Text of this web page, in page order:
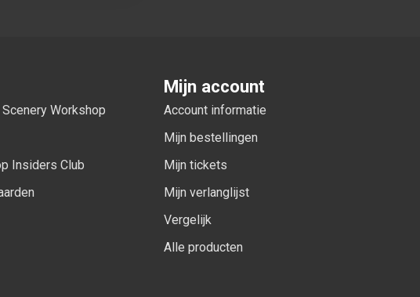
Workshop
Insiders Club
Mijn account
Account informatie
Mijn bestellingen
Mijn tickets
Mijn verlanglijst
Vergelijk
Alle producten